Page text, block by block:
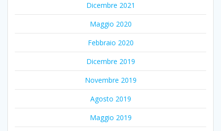
Dicembre 2021
Maggio 2020
Febbraio 2020
Dicembre 2019
Novembre 2019
Agosto 2019
Maggio 2019